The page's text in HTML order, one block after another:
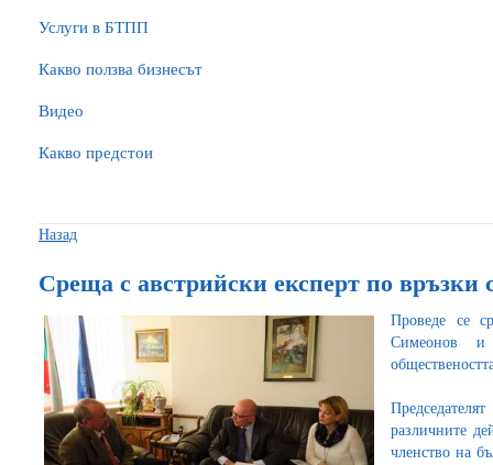
Услуги в БТПП
Какво ползва бизнесът
Видео
Какво предстои
Назад
Среща с австрийски експерт по връзки
Проведе се
Симеонов и
различните
членство на